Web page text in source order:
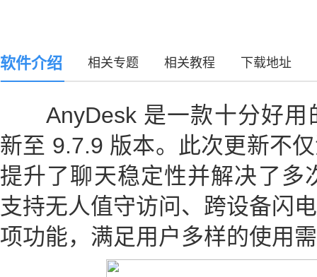
软件介绍 相关专题 相关教程 下载地址
AnyDesk 是一款十分好用
新至 9.7.9 版本。此次更新不
提升了聊天稳定性并解决了多
支持无人值守访问、跨设备闪
项功能，满足用户多样的使用